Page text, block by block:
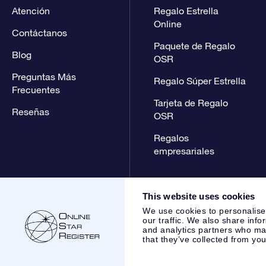
This website uses cookies
We use cookies to
our traffic. We also share
and analytics partners who
that they’ve collected from
Atención
Contáctanos
Blog
Preguntas Más
Frecuentes
Reseñas
Regalo Estrella
Online
Paquete de Regalo
OSR
Regalo Súper Estrella
Tarjeta de Regalo
OSR
Regalos
empresariales